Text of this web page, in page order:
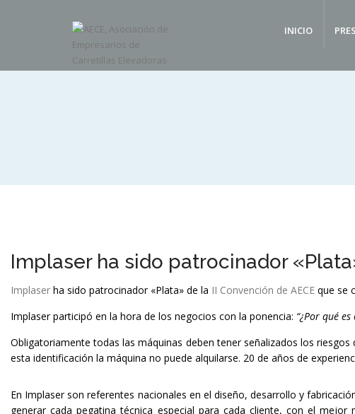
INICIO
Implaser ha sido patrocinador
Implaser ha sido patrocinador «Plata» de la II Convención de AECE que se
Implaser participó en la hora de los negocios con la ponencia: “¿Por qué
Obligatoriamente todas las máquinas deben tener señalizados los
esta identificación la máquina no puede alquilarse. 20 de años de
En Implaser son referentes nacionales en el diseño, desarrollo y
generar cada pegatina técnica especial para cada cliente, con el